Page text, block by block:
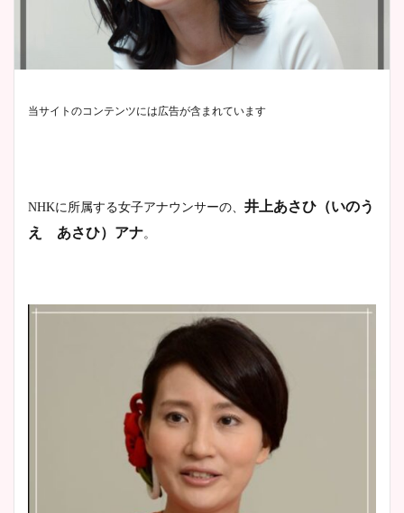
当サイトのコンテンツには広告が含まれています
NHKに所属する女子アナウンサーの、 井上あさひ（いのう
え あさひ）アナ。